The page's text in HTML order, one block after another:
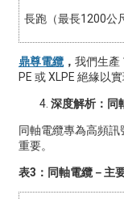
長跑（最長1200公
鼎尊電纜， 我們生產
PE 或 XLPE 絕緣以
深度解析：同
同軸電纜專為高頻
重要。
表3：同軸電纜－主